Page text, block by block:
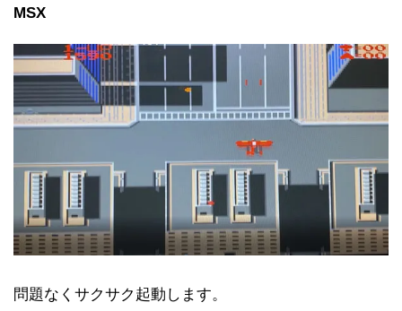
MSX
問題なくサクサク起動します。